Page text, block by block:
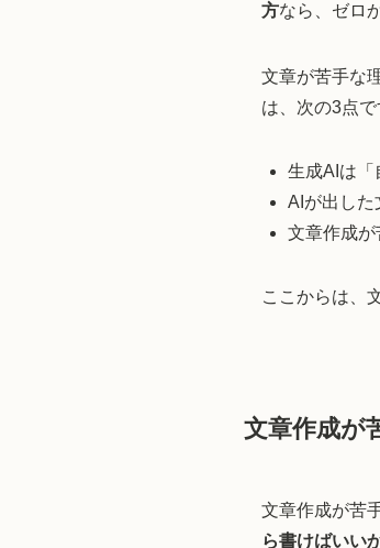
方なら、ゼロ
文章が苦手な
は、次の3点で
生成AIは「
AIが出した
文章作成
ここからは、
文章作成が
文章作成が苦
ら書けばいい